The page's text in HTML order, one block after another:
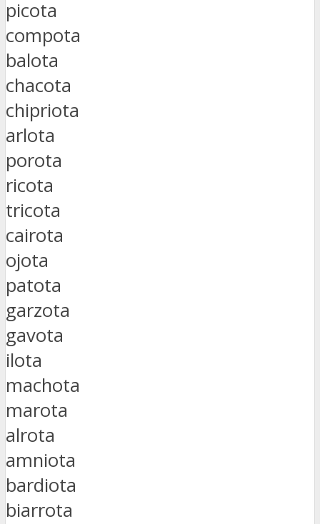
picota
compota
balota
chacota
chipriota
arlota
porota
ricota
tricota
cairota
ojota
patota
garzota
gavota
ilota
machota
marota
alrota
amniota
bardiota
biarrota